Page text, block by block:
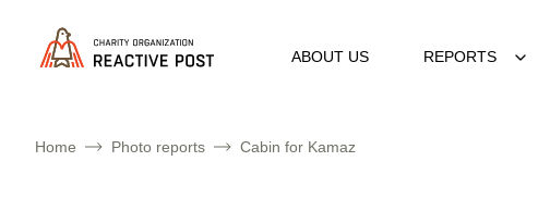
ABOUT US REPORTS
Home Photo reports Cabin for Kamaz